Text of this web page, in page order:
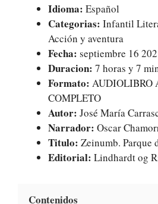
Idioma: Español
Categorias: Infantil
Acción y aventura
Fecha: septiembre 16
Duracion: 7 horas y 7
Formato: AUDIOLIBRO
COMPLETO
Autor: José María
Narrador: Oscar
Titulo: Zeinumb. Parque
Editorial: Lindhardt og
Contenidos